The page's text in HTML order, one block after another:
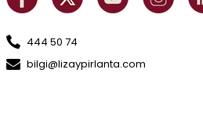
444 50 74
bilgi@lizaypirlanta.com